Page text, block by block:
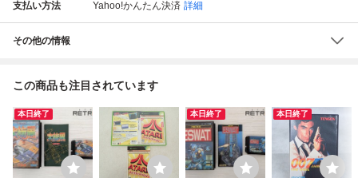
支払い方法 Yahoo!かんたん決済 詳細
その他の情報
この商品も注目されています
本日終了 本日終了 本日終了